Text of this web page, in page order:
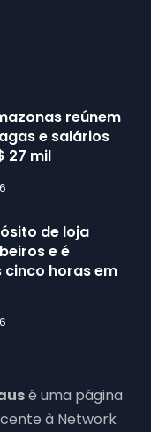
reúnem
e salários
27 mil
de loja
e é
horas em
é uma página
à Network